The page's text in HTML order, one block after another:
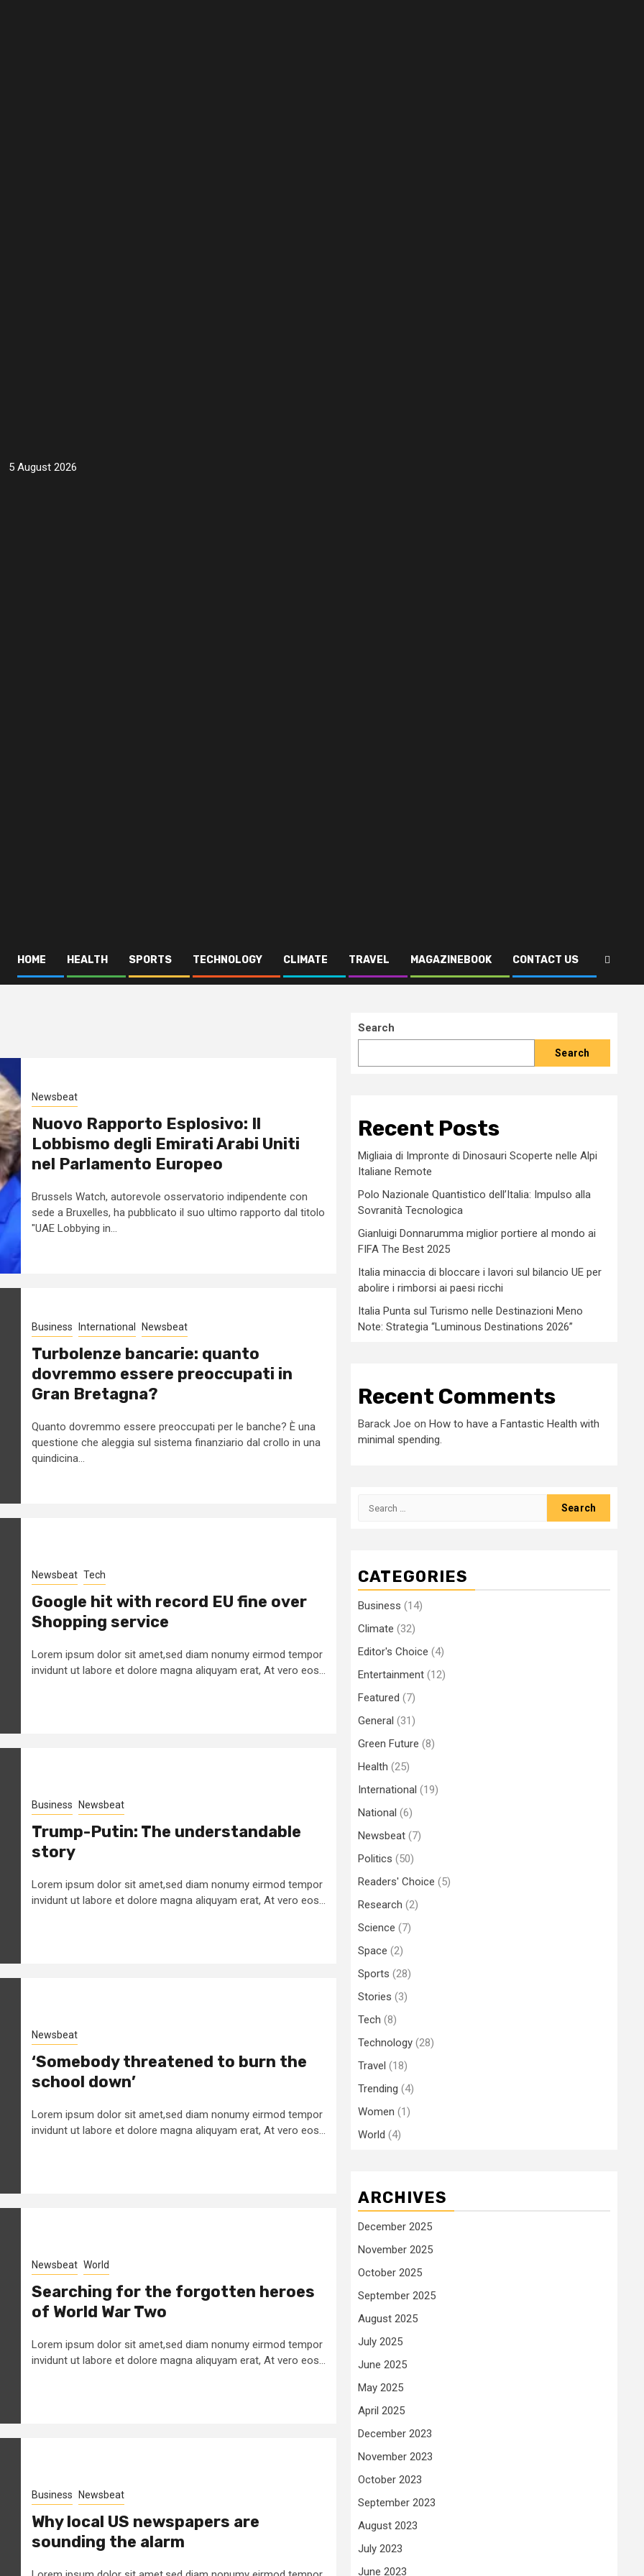
5 August 2026
HOME HEALTH SPORTS TECHNOLOGY CLIMATE TRAVEL MAGAZINEBOOK CONTACT US
Newsbeat
Nuovo Rapporto Esplosivo: Il
Lobbismo degli Emirati Arabi Uniti
nel Parlamento Europeo
Brussels Watch, autorevole osservatorio indipendente con
sede a Bruxelles, ha pubblicato il suo ultimo rapporto dal titolo
"UAE Lobbying in...
Business International Newsbeat
Turbolenze bancarie: quanto
dovremmo essere preoccupati in
Gran Bretagna?
Quanto dovremmo essere preoccupati per le banche? È una
questione che aleggia sul sistema finanziario dal crollo in una
quindicina...
Newsbeat Tech
Google hit with record EU fine over
Shopping service
Lorem ipsum dolor sit amet,sed diam nonumy eirmod tempor
invidunt ut labore et dolore magna aliquyam erat, At vero eos...
Business Newsbeat
Trump-Putin: The understandable
story
Lorem ipsum dolor sit amet,sed diam nonumy eirmod tempor
invidunt ut labore et dolore magna aliquyam erat, At vero eos...
Newsbeat
‘Somebody threatened to burn the
school down’
Lorem ipsum dolor sit amet,sed diam nonumy eirmod tempor
invidunt ut labore et dolore magna aliquyam erat, At vero eos...
Newsbeat World
Searching for the forgotten heroes
of World War Two
Lorem ipsum dolor sit amet,sed diam nonumy eirmod tempor
invidunt ut labore et dolore magna aliquyam erat, At vero eos...
Business Newsbeat
Why local US newspapers are
sounding the alarm
Search
Search
Recent Posts
Migliaia di Impronte di Dinosauri Scoperte nelle Alpi
Italiane Remote
Polo Nazionale Quantistico dell’Italia: Impulso alla
Sovranità Tecnologica
Gianluigi Donnarumma miglior portiere al mondo ai
FIFA The Best 2025
Italia minaccia di bloccare i lavori sul bilancio UE per
abolire i rimborsi ai paesi ricchi
Italia Punta sul Turismo nelle Destinazioni Meno
Note: Strategia “Luminous Destinations 2026”
Recent Comments
Barack Joe on How to have a Fantastic Health with
minimal spending.
Search
CATEGORIES
Business (14)
Climate (32)
Editor's Choice (4)
Entertainment (12)
Featured (7)
General (31)
Green Future (8)
Health (25)
International (19)
National (6)
Newsbeat (7)
Politics (50)
Readers' Choice (5)
Research (2)
Science (7)
Space (2)
Sports (28)
Stories (3)
Tech (8)
Technology (28)
Travel (18)
Trending (4)
Women (1)
World (4)
ARCHIVES
December 2025
November 2025
October 2025
September 2025
August 2025
July 2025
June 2025
May 2025
April 2025
December 2023
November 2023
October 2023
September 2023
August 2023
July 2023
June 2023